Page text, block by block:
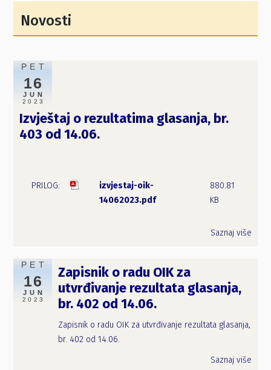
Novosti
PET
16
JUN
2023
Izvještaj o rezultatima glasanja, br.
403 od 14.06.
izvjestaj-oik-
14062023.pdf
880.81
KB
Saznaj više
PET
16
JUN
2023
Zapisnik o radu OIK za
utvrđivanje rezultata glasanja,
br. 402 od 14.06.
Zapisnik o radu OIK za utvrđivanje rezultata glasanja,
br. 402 od 14.06.
Saznaj više